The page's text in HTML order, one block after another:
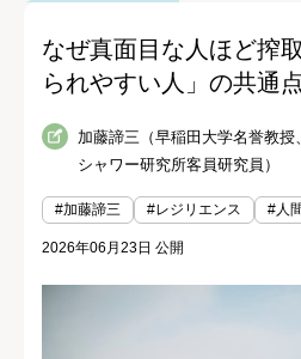
なぜ真面目な人ほど搾
られやすい人」の共通
加藤諦三（早稲田大学名誉教
シャワー研究所客員研究員）
#加藤諦三 #レジリエンス #人
2026年06月23日 公開